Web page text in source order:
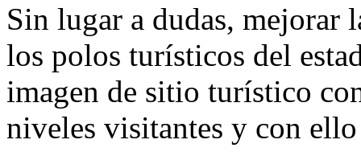
Sin lugar a dudas, mejorar
los polos turísticos del
imagen de sitio turístico
niveles visitantes y con